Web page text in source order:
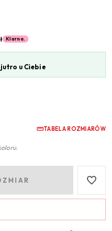
Klarna.
u Ciebie
TABELA ROZMIARÓW